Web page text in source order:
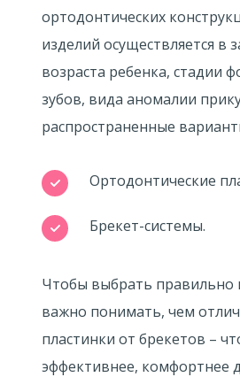
ортодонтических
изделий осуществляется в
возраста ребенка, стадии
зубов, вида аномалии
распространенные
Ортодонтические
Брекет-системы.
Чтобы выбрать правильно
важно понимать, чем
пластинки от брекетов –
эффективнее, комфортнее